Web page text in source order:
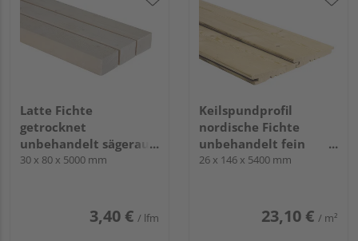
Latte Fichte
getrocknet
unbehandelt sägerau
GK I/III
30 x 80 x 5000 mm
3,40 € / lfm
Keilspundprofil
nordische Fichte
unbehandelt fein
gesägt u/s
26 x 146 x 5400 mm
23,10 € / m²